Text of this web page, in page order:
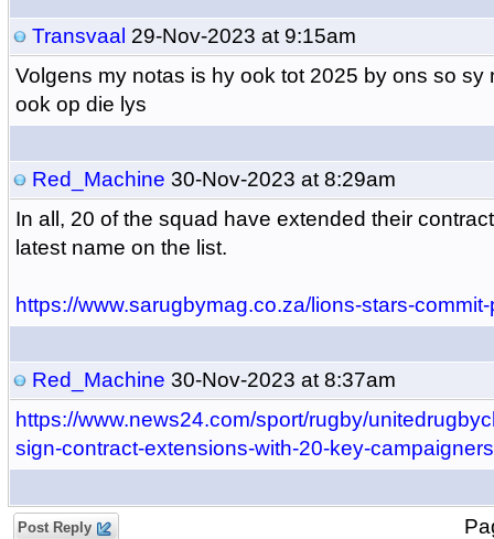
Transvaal 29-Nov-2023 at 9:15am
Volgens my notas is hy ook tot 2025 by ons so sy
ook op die lys
Red_Machine 30-Nov-2023 at 8:29am
In all, 20 of the squad have extended their
latest name on the list.
https://www.sarugbymag.co.za/lions-stars-
Red_Machine 30-Nov-2023 at 8:37am
https://www.news24.com/sport/rugby/
sign-contract-extensions-with-20-key-
Post Reply